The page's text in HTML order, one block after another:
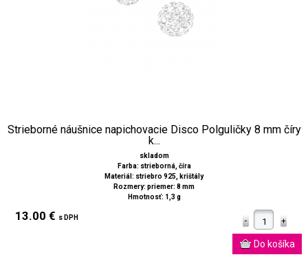
Strieborné náušnice napichovacie Disco Polguličky 8 mm číry
k...
skladom
Farba: strieborná, číra
Materiál: striebro 925, krištály
Rozmery: priemer: 8 mm
Hmotnosť: 1,3 g
13.00 € s DPH